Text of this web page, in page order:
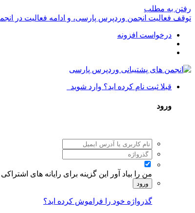
رفتن به مطلب
توقف فعالیت انجمن وردپرس پارسی، و ادامه فعالیت در
درخواست افزونه
قبلا ثبت نام کرده اید؟ وارد شوید
ورود
من را بیاد آور این گزینه برای رایانه های
ورود
گذرواژه خود را فراموش کرده اید؟